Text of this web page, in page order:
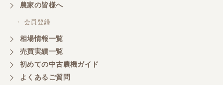
農家の皆様へ
・ 会員登録
相場情報一覧
売買実績一覧
初めての中古農機ガイド
よくあるご質問